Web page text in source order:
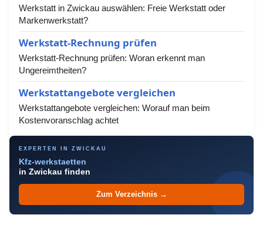
Werkstatt in Zwickau auswählen: Freie Werkstatt oder
Markenwerkstatt?
Werkstatt-Rechnung prüfen
Werkstatt-Rechnung prüfen: Woran erkennt man
Ungereimtheiten?
Werkstattangebote vergleichen
Werkstattangebote vergleichen: Worauf man beim
Kostenvoranschlag achtet
EXPERTEN IN ZWICKAU
Kfz-werkstaetten
in Zwickau finden
Zum Verzeichnis →